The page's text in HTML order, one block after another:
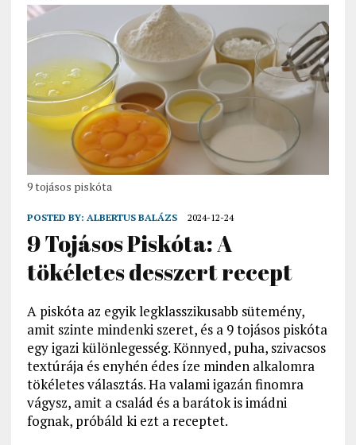
9 tojásos piskóta
POSTED BY: ALBERTUS BALÁZS 2024-12-24
9 Tojásos Piskóta: A
tökéletes desszert recept
A piskóta az egyik legklasszikusabb sütemény,
amit szinte mindenki szeret, és a 9 tojásos piskóta
egy igazi különlegesség. Könnyed, puha, szivacsos
textúrája és enyhén édes íze minden alkalomra
tökéletes választás. Ha valami igazán finomra
vágysz, amit a család és a barátok is imádni
fognak, próbáld ki ezt a receptet.